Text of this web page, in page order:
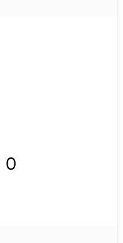
0